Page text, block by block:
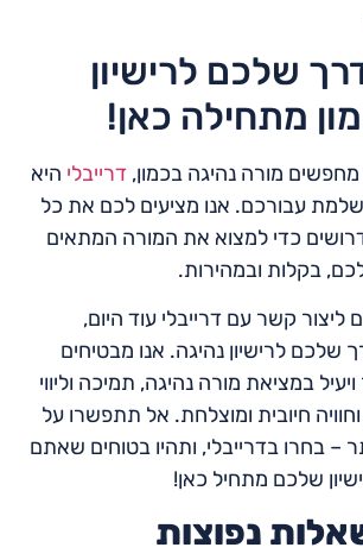
שלכם לרישיון
מתחילה כאן!
מורה נהיגה בכמון, דרייבלי היא
עבורכם. אנו מציעים לכם את כל
כדי למצוא את המורה המתאים
בקלות ובמהירות.
ליצור קשר עם דרייבלי עוד היום,
שלכם לרישיון נהיגה. אנו מבטיחים
במציאת מורה נהיגה, תמיכה וליווי
חיובית ומוצלחת. אל תתפשרו על
– בחרו בדרייבלי, ותהיו בטוחים שאתם
שלכם מתחיל כאן!
נפוצות